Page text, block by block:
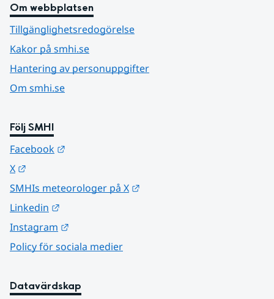
Om webbplatsen
Tillgänglighetsredogörelse
Kakor på smhi.se
Hantering av personuppgifter
Om smhi.se
Följ SMHI
Facebook
X
SMHIs meteorologer på X
Linkedin
Instagram
Policy för sociala medier
Datavärdskap